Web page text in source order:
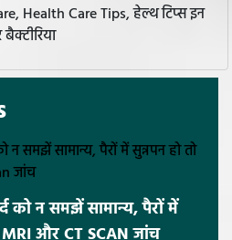
Health Care Tips, हेल्थ टिप्स इन
को न समझें सामान्य, पैरों में